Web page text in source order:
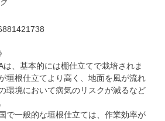
、基本的には棚仕立てで栽培されま
垣根仕立てより高く、地面を風が流れ
環境において病気のリスクが減るなど
で一般的な垣根仕立ては、作業効率が